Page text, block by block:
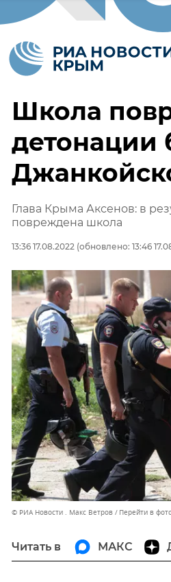
Школа
детонации
Глава Крыма Аксенов: в
повреждена школа
13:36 17.08.2022 (обновлено: 13:46
© РИА Новости . Макс Ветров Перейти в
Читать в МАКС